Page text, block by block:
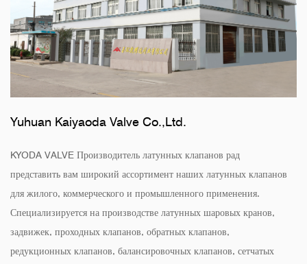
Yuhuan Kaiyaoda Valve Co.,Ltd.
KYODA VALVE Производитель латунных клапанов рад
представить вам широкий ассортимент наших латунных клапанов
для жилого, коммерческого и промышленного применения.
Специализируется на производстве латунных шаровых кранов,
задвижек, проходных клапанов, обратных клапанов,
редукционных клапанов, балансировочных клапанов, сетчатых